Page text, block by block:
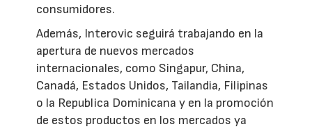
consumidores.
Además, Interovic seguirá trabajando en la
apertura de nuevos mercados
internacionales, como Singapur, China,
Canadá, Estados Unidos, Tailandia, Filipinas
o la Republica Dominicana y en la promoción
de estos productos en los mercados ya